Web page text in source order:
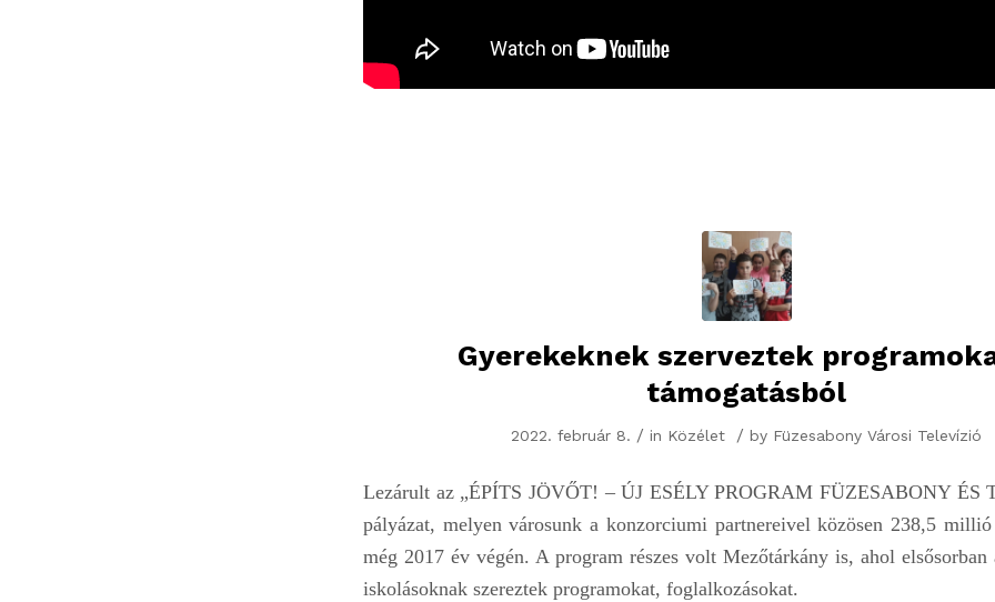
Gyerekeknek szerveztek
támogatásból
2022. február 8. / in Közélet / by Füzesabony Városi Televízió
Lezárult az „ÉPÍTS JÖVŐT! – ÚJ ESÉLY PROGRAM FÜZESABONY ÉS
pályázat, melyen városunk a konzorciumi partnereivel közösen 238,5
még 2017 év végén. A program részes volt Mezőtárkány is, ahol elsősorban
iskolásoknak szereztek programokat, foglalkozásokat.